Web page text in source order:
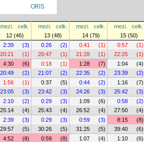
ORIS
mezi. celk. mezi. celk. mezi. celk. mezi.
celk.
12 (46) 13 (48) 14 (79)
15 (50)
2:39 (3) 0:26 (2) 0:41 (1) 0:57
(1)
20:21 (1) 20:47 (1) 21:28 (1) 22:25
(1)
4:30 (6) 0:18 (1) 1:28 (7) 1:04
(4)
20:49 (2) 21:07 (2) 22:35 (2) 23:39
(2)
1:56 (1) 0:37 (5) 0:44 (2) 1:16
(7)
23:05 (3) 23:42 (3) 24:26 (3) 25:42
(3)
2:10 (2) 0:29 (3) 1:09 (6) 0:58
(2)
25:14 (4) 25:43 (4) 26:52 (4) 27:50
(4)
2:39 (3) 0:29 (3) 0:59 (3) 8:15
(8)
29:57 (5) 30:26 (5) 31:25 (5) 39:40
(6)
4:52 (8) 0:59 (8) 1:07 (4) 1:10
(6)